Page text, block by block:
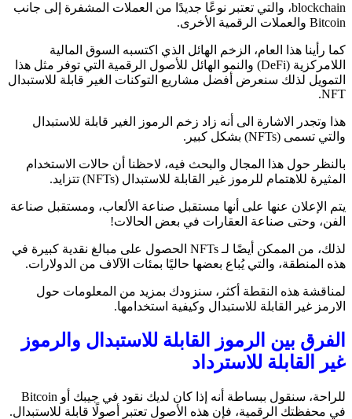
blockchain، والتي تعتبر نوعًا جديدًا من العملات المشفرة إلى جانب
Bitcoin والعملات الرقمية الأخرى.
كما رأينا هذا العام، الزخم الهائل الذي اكتسبه السوق المالية
اللامركزية (DeFi) والنمو الهائل للأصول الرقمية التي توفر مثل هذا
التمويل لذلك سنعرض أفضل مشاريع التوكنات الغير قابلة للاستبدال
NFT.
هذا وتجدر الاشارة الى أنه زاد زخم الرموز الغير قابلة للاستبدال
والتي تسمى (NFTs) بشكل كبير.
بالنظر حول هذا المجال والبحث فيه، لاحظنا أن حالات الاستخدام
المثيرة للاهتمام للرموز غير القابلة للاستبدال (NFTs) تتزايد.
يتم الإعلان عنها على أنها مستقبل صناعة الألعاب، ومستقبل صناعة
الفن، وحتى صناعة العقارات في بعض الحالات!
لذلك، من الممكن أيضًا لـ NFTs الحصول على مبالغ نقدية كبيرة في
هذه المنطقة، والتي يُباع بعضها حاليًا بمئات الآلاف من الدولارات.
لمناقشة هذه النقطة أكثر، سنزودك بمزيد من المعلومات حول
الارمز غير القابلة للاستبدال وكيفية استخدامها.
الفرق بين الرموز القابلة للاستبدال والرموز
غير القابلة للاسترداد
للراحة، سنقول ببساطة أنه إذا كان لديك نقود في جيبك أو Bitcoin
في محفظتك الرقمية، فإن هذه الأصول تعتبر أصولًا قابلة للاستبدال.